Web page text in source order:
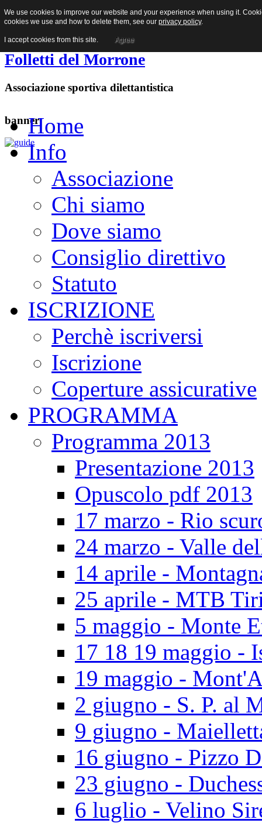
Facebook
Folletti del Morrone
Associazione sportiva dilettantistica
bannerHome
Info
Associazione
Chi siamo
Dove siamo
Consiglio direttivo
Statuto
ISCRIZIONE
Perchè iscriversi
Iscrizione
Coperture assicurative
PROGRAMMA
Programma 2013
Presentazione 2013
Opuscolo pdf 2013
17 marzo - Rio
24 marzo - Valle
14 aprile -
25 aprile - MTB
5 maggio - Monte
17 18 19 maggio -
19 maggio -
2 giugno - S. P. al
9 giugno -
16 giugno - Pizzo
23 giugno -
6 luglio - Velino
We use cookies to improve our website and your experience when using it.
cookies we use and how to delete them, see our privacy policy.
I accept cookies from this site. Agree